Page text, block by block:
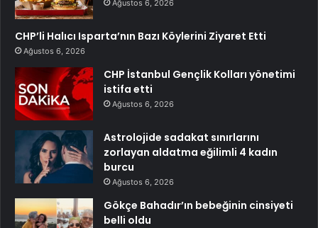
Ağustos 6, 2026
CHP’li Halıcı Isparta’nın Bazı Köylerini Ziyaret Etti
Ağustos 6, 2026
CHP İstanbul Gençlik Kolları yönetimi
istifa etti
Ağustos 6, 2026
Astrolojide sadakat sınırlarını
zorlayan aldatma eğilimli 4 kadın
burcu
Ağustos 6, 2026
Gökçe Bahadır’ın bebeğinin cinsiyeti
belli oldu